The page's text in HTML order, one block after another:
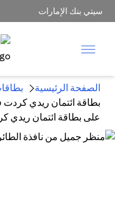
سيتي بنك الإمارات
الصفحة الرئيسية
بطاقة ائتمان ريدي كردت
على بطاقة ائتمان ريدي